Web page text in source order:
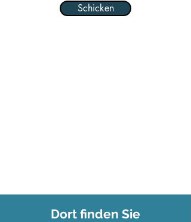
Schicken
Dort finden Sie